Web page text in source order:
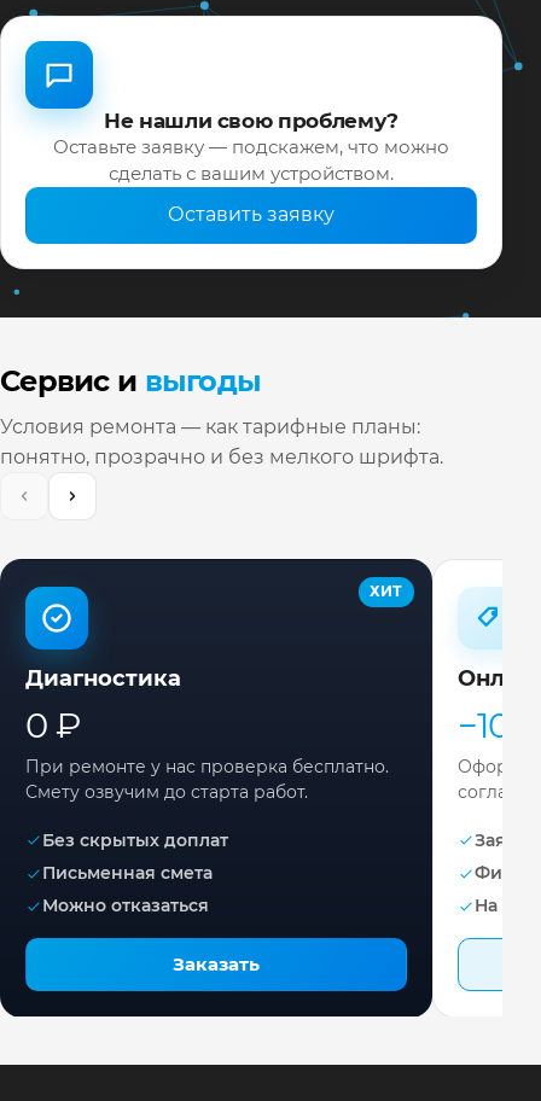
Не нашли свою проблему?
Оставьте заявку — подскажем, что можно
сделать с вашим устройством.
Оставить заявку
Сервис и выгоды
Условия ремонта — как тарифные планы:
понятно, прозрачно и без мелкого шрифта.
ХИТ
Диагностика
0 ₽
При ремонте у нас проверка бесплатно.
Смету озвучим до старта работ.
Без скрытых доплат
Письменная смета
Можно отказаться
Заказать
−10%
Заявка
На